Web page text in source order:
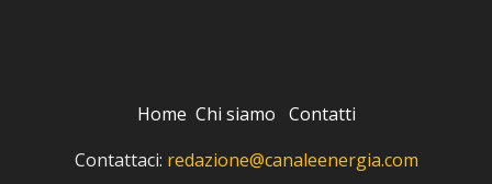
Home Chi siamo Contatti
Contattaci: redazione@canaleenergia.com